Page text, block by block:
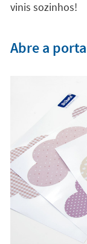
vinis sozinhos!
Abre a